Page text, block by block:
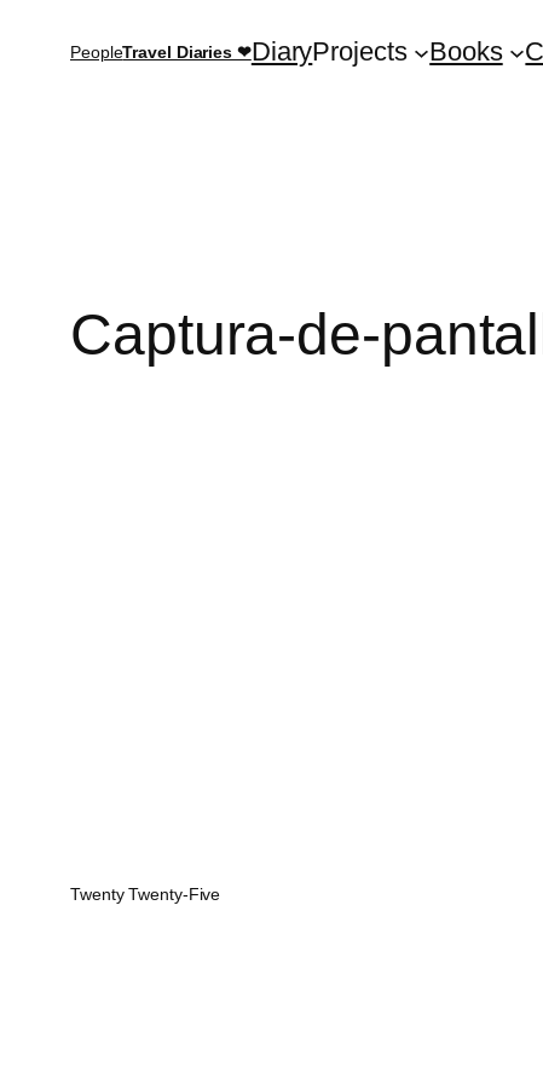
PeopleTravel Diaries ❤DiaryProjects Books
Captura-de-
Twenty Twenty-Five